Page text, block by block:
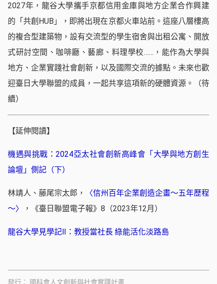
2027年，龍谷大學攜手京都信用金庫與地方企業合作興建
的「共創HUB」，即將出現在京都火車站前。這座八層樓高
的複合型建築物，設有交流型的學生宿舍與出租公寓、開放
式研討空間、咖啡廳、藝廊、料理學校……，能作為大學與
地方、企業實踐社會創新，以及國際交流的據點。未來也歡
迎臺日大學聯盟的成員，一起共享這項新的硬體資源。（待
續）
【延伸閱讀】
機遇與挑戰：2024亞太社會創新高峰會「大學與地方創生
論壇」側記（下）
林靖人、藤尾宗太郎，
〈信州百年企業創造企畫～五年歷程
～〉
，《臺日聯盟電子報》8（2023年12月）
龍谷大學見學記Ⅱ：教授當社長 綠能活化淡路島
發行 國科會人文創新與社會實踐計畫